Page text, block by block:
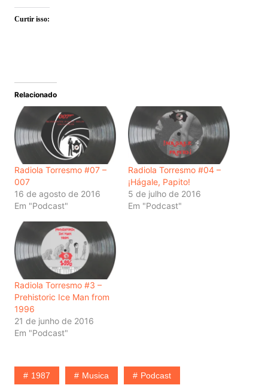
Curtir isso:
Relacionado
Radiola Torresmo #07 –
007
16 de agosto de 2016
Em "Podcast"
Radiola Torresmo #04 –
¡Hágale, Papito!
5 de julho de 2016
Em "Podcast"
Radiola Torresmo #3 –
Prehistoric Ice Man from
1996
21 de junho de 2016
Em "Podcast"
1987 Musica Podcast